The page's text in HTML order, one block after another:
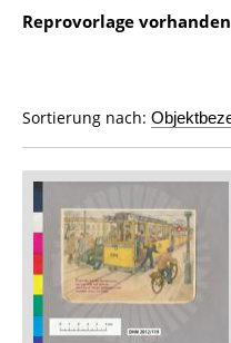
Reprovorlage vorhanden
Sortierung nach: